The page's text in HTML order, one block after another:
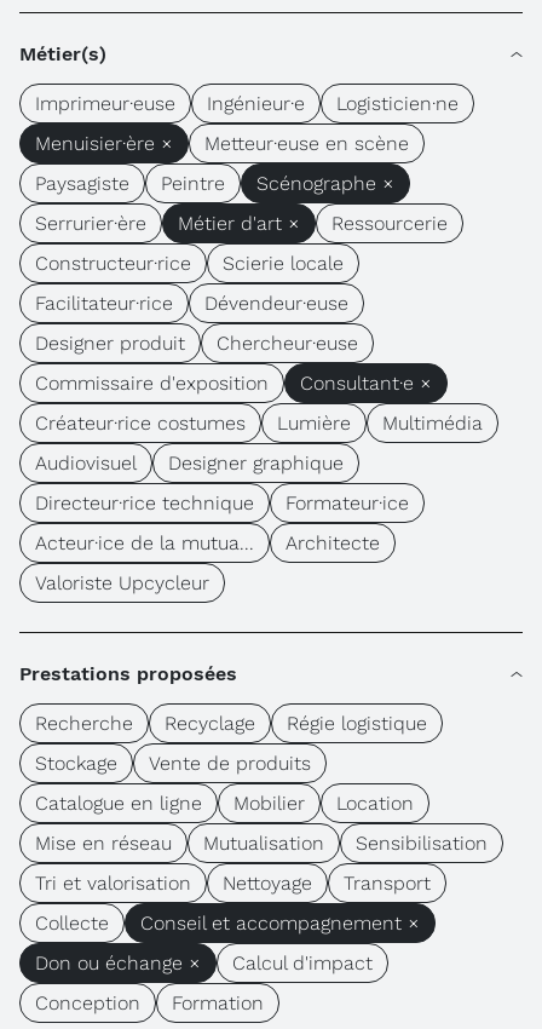
Métier(s)
Imprimeur·euse Ingénieur·e
Logisticien·ne
Menuisier·ère ×
Metteur·euse en scène
Paysagiste
Peintre
Scénographe ×
Serrurier·ère
Métier d'art ×
Ressourcerie
Constructeur·rice
Scierie locale
Facilitateur·rice
Dévendeur·euse
Designer produit
Chercheur·euse
Commissaire d'exposition
Consultant·e ×
Créateur·rice costumes
Lumière
Multimédia
Audiovisuel
Designer graphique
Directeur·rice technique
Formateur·ice
Acteur·ice de la mutua...
Architecte
Valoriste Upcycleur
Prestations proposées
Recherche Recyclage
Régie logistique
Stockage
Vente de produits
Catalogue en ligne
Mobilier
Location
Mise en réseau
Mutualisation
Sensibilisation
Tri et valorisation
Nettoyage
Transport
Collecte
Conseil et accompagnement ×
Don ou échange ×
Calcul d'impact
Conception
Formation